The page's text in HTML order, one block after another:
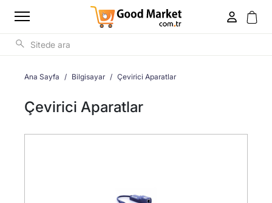
Ana Sayfa Bilgisayar Çevirici Aparatlar
Çevirici Aparatlar